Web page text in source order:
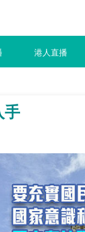
港人直播
手